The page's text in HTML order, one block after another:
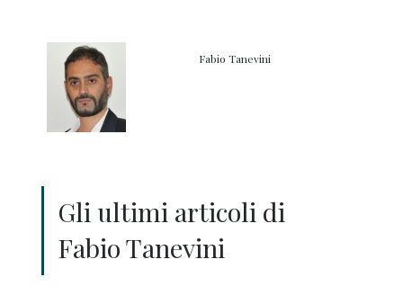
Fabio Tanevini
Gli ultimi articoli di
Fabio Tanevini